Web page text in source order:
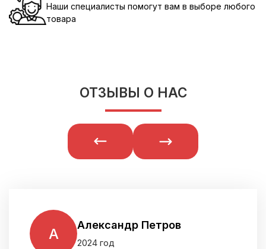
Наши специалисты помогут вам в выборе любого
товара
ОТЗЫВЫ О НАС
А
Александр Петров
2024 год